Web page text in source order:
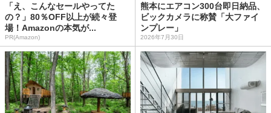
「え、こんなセールやってた
の？」80％OFF以上が続々登
場！Amazonの本気が...
PR(Amazon)
熊本にエアコン300台即日納品、
ビックカメラに称賛「大ファイ
ンプレー」
2026年7月30日